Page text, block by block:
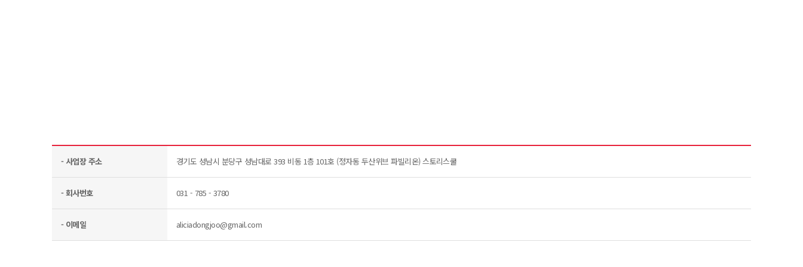
- 사업장 주소 경기도 성남시 분당구 성남대로 393 비동 1층 101호 (정자동 두산위브 파빌리온) 스토리스쿨
- 회사번호 031 - 785 - 3780
- 이메일 aliciadongjoo@gmail.com